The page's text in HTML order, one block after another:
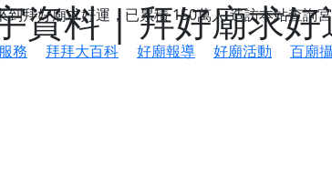
資料 | 拜好廟求
到拜好廟求好運，已累積150萬人造訪本站查詢
務 拜拜大百科 好廟報導 好廟活動 百廟